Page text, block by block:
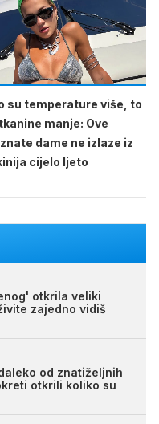
su temperature više, to
manje: Ove
dame ne izlaze iz
cijelo ljeto
otkrila veliki
zajedno vidiš
od znatiželjnih
otkrili koliko su